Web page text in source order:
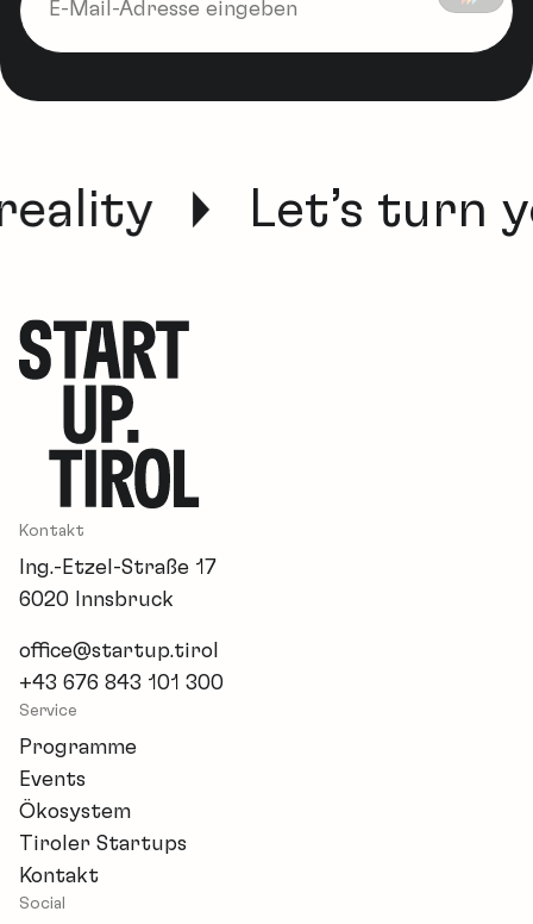
Let’s turn
Kontakt
Ing.-Etzel-Straße 17
6020 Innsbruck
office@startup.tirol
+43 676 843 101 300
Service
Programme
Events
Ökosystem
Tiroler Startups
Kontakt
Social